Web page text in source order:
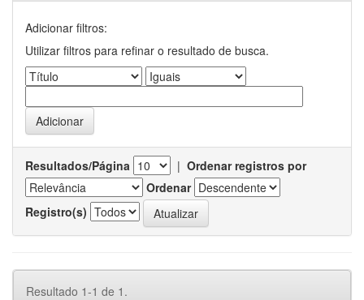
Adicionar filtros:
Utilizar filtros para refinar o resultado de busca.
Resultados/Página | Ordenar registros por
Ordenar
Registro(s)
Resultado 1-1 de 1.